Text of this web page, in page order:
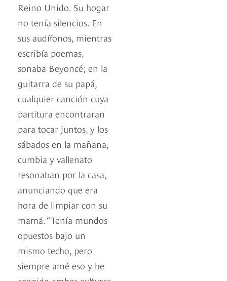
Reino Unido. Su hogar
no tenía silencios. En
sus audífonos, mientras
escribía poemas,
sonaba Beyoncé; en la
guitarra de su papá,
cualquier canción cuya
partitura encontraran
para tocar juntos, y los
sábados en la mañana,
cumbia y vallenato
resonaban por la casa,
anunciando que era
hora de limpiar con su
mamá. “Tenía mundos
opuestos bajo un
mismo techo, pero
siempre amé eso y he